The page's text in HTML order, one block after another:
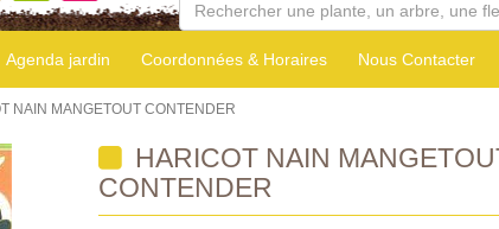
Agenda jardin Coordonnées & Horaires Nous Contacter
NAIN MANGETOUT CONTENDER
HARICOT NAIN
CONTENDER